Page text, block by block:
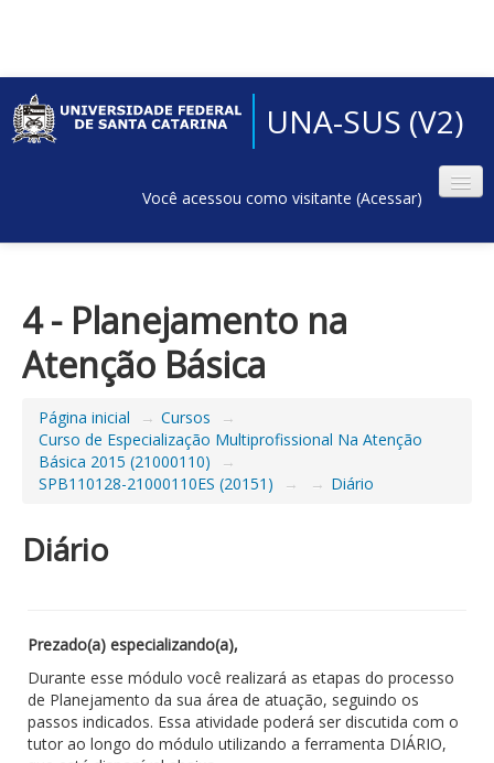
UNA-SUS (V2)
Você acessou como visitante (Acessar)
4 - Planejamento na
Atenção Básica
Página inicial → Cursos
→
Curso de Especialização Multiprofissional Na Atenção
Básica 2015 (21000110)
→
SPB110128-21000110ES (20151)
→ → Diário
Diário
Prezado(a) especializando(a),
Durante esse módulo você realizará as etapas do processo
de Planejamento da sua área de atuação, seguindo os
passos indicados. Essa atividade poderá ser discutida com o
tutor ao longo do módulo utilizando a ferramenta DIÁRIO,